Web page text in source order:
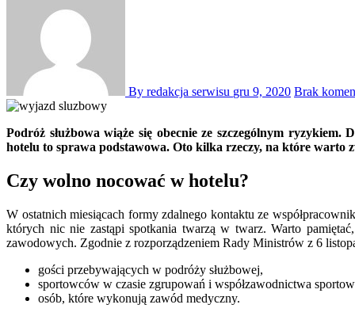
By redakcja serwisu gru 9, 2020 Brak
Podróż służbowa wiąże się obecnie ze szczególnym ryzykiem. Dlatego tak ważne jest zachowanie wszelkich niezbędnych środków ostrożności. W tym kontekście wybór noclegu w bezpiecznym
hotelu to sprawa podstawowa. Oto kilka rzeczy, na które warto
Czy wolno nocować w hotelu?
W ostatnich miesiącach formy zdalnego kontaktu ze
których nic nie zastąpi spotkania twarzą w twarz. Warto
zawodowych. Zgodnie z rozporządzeniem Rady Ministrów z 6
gości przebywających w podróży służbowej,
sportowców w czasie zgrupowań i współzawodnictwa
osób, które wykonują zawód medyczny.